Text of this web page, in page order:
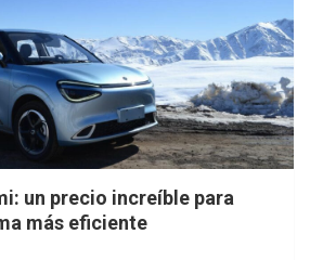
un precio increíble para
más eficiente